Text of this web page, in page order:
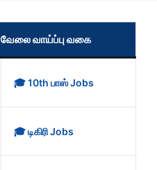
வேலை வாய்ப்பு வகை
🎓 10th பாஸ் Jobs
🎓 டிகிரி Jobs